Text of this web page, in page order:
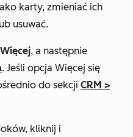
karty, zmieniać ich
usuwać.
Więcej, a następnie
. Jeśli opcja Więcej się
do sekcji CRM >
kliknij i